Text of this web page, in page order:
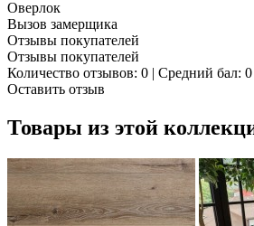
Оверлок
Вызов замерщика
Отзывы покупателей
Отзывы покупателей
Количество отзывов: 0 | Средний бал: 0
Оставить отзыв
Товары из этой